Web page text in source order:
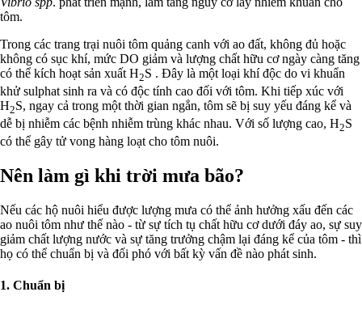
tôm.
Trong các trang trại nuôi tôm quảng canh với ao đất, không đủ hoặc
không có sục khí, mức DO giảm và lượng chất hữu cơ ngày càng tăng
có thể kích hoạt sản xuất H2S . Đây là một loại khí độc do vi khuẩn
khử sulphat sinh ra và có độc tính cao đối với tôm. Khi tiếp xúc với
H2S, ngay cả trong một thời gian ngắn, tôm sẽ bị suy yếu đáng kể và
dễ bị nhiễm các bệnh nhiễm trùng khác nhau. Với số lượng cao, H2S
có thể gây tử vong hàng loạt cho tôm nuôi.
Nên làm gì khi trời mưa bão?
Nếu các hộ nuôi hiểu được lượng mưa có thể ảnh hưởng xấu đến các
ao nuôi tôm như thế nào - từ sự tích tụ chất hữu cơ dưới đáy ao, sự suy
giảm chất lượng nước và sự tăng trưởng chậm lại đáng kể của tôm - thì
họ có thể chuẩn bị và đối phó với bất kỳ vấn đề nào phát sinh.
1. Chuẩn bị